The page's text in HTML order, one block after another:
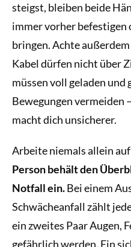
steigst, bleiben beide
immer vorher befestigen
bringen. Achte
Kabel dürfen nicht über
müssen voll geladen
Bewegungen vermeiden
macht dich unsicherer.
Arbeite niemals allein
Person behält den
Notfall ein.Bei einem
Schwächeanfall zählt
ein zweites Paar Augen,
gefährlich werden. Ein